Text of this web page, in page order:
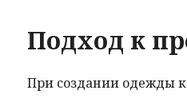
Подход к
При создании одежды